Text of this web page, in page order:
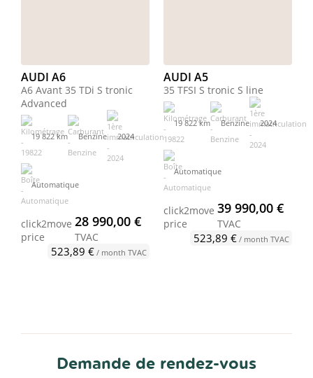
AUDI A6
A6 Avant 35 TDi S tronic
Advanced
19 822 km Benzine 2024
Automatique
click2move
price
28 990,00 €
TVAC
523,89 €/ month TVAC
AUDI A5
35 TFSI S tronic S line
19 822 km Benzine 2024
Automatique
click2move
price
39 990,00 €
TVAC
523,89 €/ month TVAC
Demande de rendez-vous